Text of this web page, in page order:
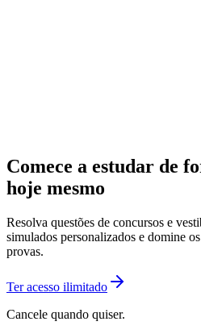
Comece a estudar de
hoje mesmo
Resolva questões de concursos e
simulados personalizados e domine
provas.
Ter acesso ilimitado
Cancele quando quiser.